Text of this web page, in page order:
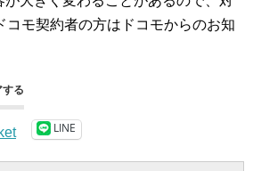
コモ契約者の方はドコモからのお知
る
LINE